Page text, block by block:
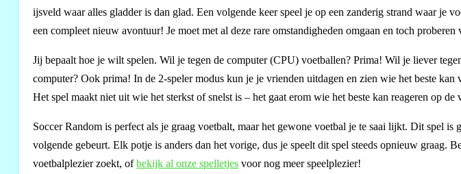
ijsveld waar alles gladder is dan glad. Een volgende keer speel je op een zanderig strand waar je
een compleet nieuw avontuur! Je moet met al deze rare omstandigheden omgaan en toch
Jij bepaalt hoe je wilt spelen. Wil je tegen de computer (CPU) voetballen? Prima! Wil je liever
computer? Ook prima! In de 2-speler modus kun je je vrienden uitdagen en zien wie het beste kan
Het spel maakt niet uit wie het sterkst of snelst is – het gaat erom wie het beste kan reageren op de
Soccer Random is perfect als je graag voetbalt, maar het gewone voetbal je te saai lijkt. Dit spel is
volgende gebeurt. Elk potje is anders dan het vorige, dus je speelt dit spel steeds opnieuw graag.
voetbalplezier zoekt, ofbekijk al onze spelletjes voor nog meer speelplezier!